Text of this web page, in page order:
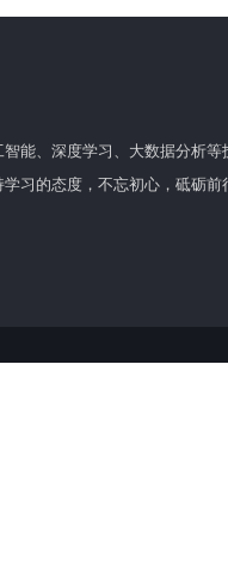
智能、深度学习、大数据分析
学习的态度，不忘初心，砥砺前